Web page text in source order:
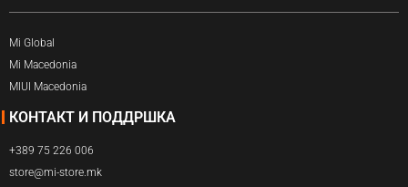
Mi Global
Mi Macedonia
MIUI Macedonia
КОНТАКТ И ПОДДРШКА
+389 75 226 006
store@mi-store.mk